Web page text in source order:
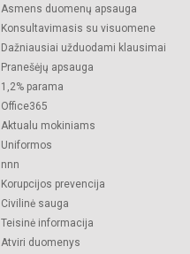
Asmens duomenų apsauga
Konsultavimasis su visuomene
Dažniausiai užduodami klausimai
Pranešėjų apsauga
1,2% parama
Office365
Aktualu mokiniams
Uniformos
nnn
Korupcijos prevencija
Civilinė sauga
Teisinė informacija
Atviri duomenys